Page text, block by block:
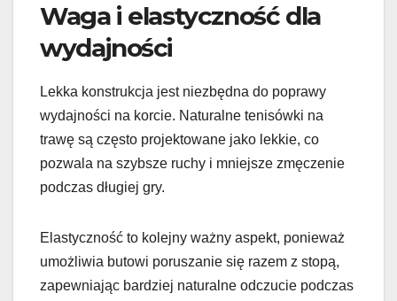
Waga i elastyczność dla
wydajności
Lekka konstrukcja jest niezbędna do poprawy
wydajności na korcie. Naturalne tenisówki na
trawę są często projektowane jako lekkie, co
pozwala na szybsze ruchy i mniejsze zmęczenie
podczas długiej gry.
Elastyczność to kolejny ważny aspekt, ponieważ
umożliwia butowi poruszanie się razem z stopą,
zapewniając bardziej naturalne odczucie podczas